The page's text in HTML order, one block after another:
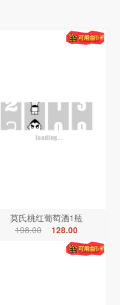
莫氏桃红葡萄酒1瓶
198.00
128.00